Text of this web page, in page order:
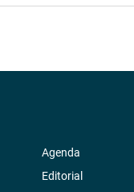
Agenda
Editorial